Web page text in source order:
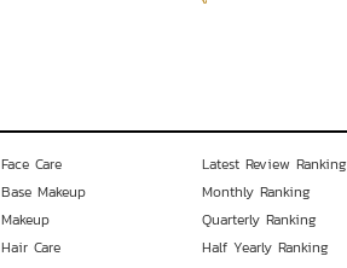
Face Care
Base Makeup
Makeup
Hair Care
Latest Review Ranking
Monthly Ranking
Quarterly Ranking
Half Yearly Ranking